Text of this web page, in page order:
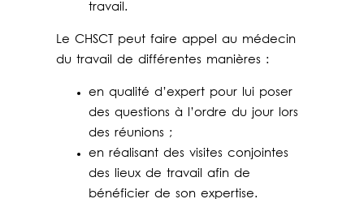
travail.
Le CHSCT peut faire appel au médecin
du travail de différentes manières :
en qualité d’expert pour lui poser
des questions à l’ordre du jour lors
des réunions ;
en réalisant des visites conjointes
des lieux de travail afin de
bénéficier de son expertise.